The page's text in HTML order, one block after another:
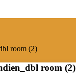
room (2)
room (2)